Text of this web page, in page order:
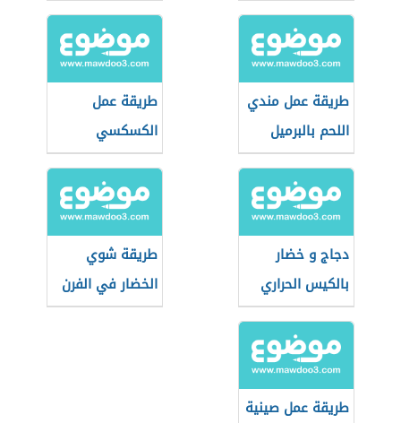
طريقة عمل مندي
اللحم بالبرميل
طريقة عمل
الكسكسي
دجاج و خضار
بالكيس الحراري
بالفرن
طريقة شوي
الخضار في الفرن
طريقة عمل صينية